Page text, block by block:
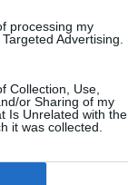
processing my
Advertising.
Collection, Use,
or Sharing of my
Is Unrelated with the
it was collected.
Άρθρα